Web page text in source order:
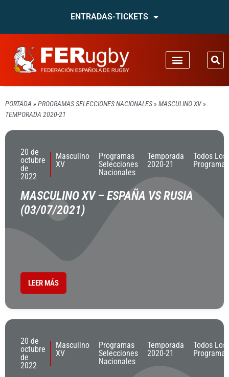
ENTRADAS-TICKETS
PORTADA » PROGRAMAS SELECCIONES NACIONALES» MASCULINO XV»
TEMPORADA 2020-21
20 de
octubre
de
2022
Masculino
XV
Programas
Selecciones
Nacionales
Temporada
2020-21
Todos Los
Programas
MASCULINO XV – ESPAÑA VS RUSIA
(03/07/2021)
LEER MÁS
20 de
octubre
de
2022
Masculino
XV
Programas
Selecciones
Nacionales
Temporada
2020-21
Todos Los
Programas